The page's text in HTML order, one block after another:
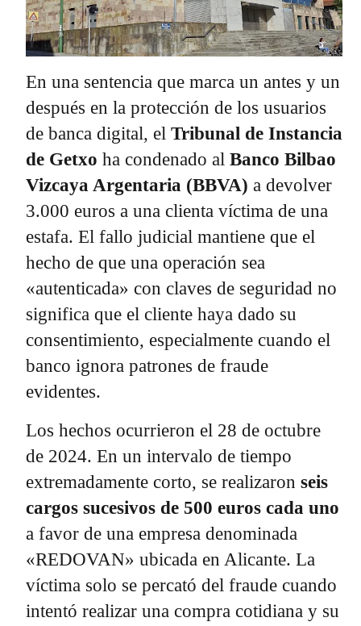
En una sentencia que marca un antes y un
después en la protección de los usuarios
de banca digital, el Tribunal de Instancia
de Getxo ha condenado al Banco Bilbao
Vizcaya Argentaria (BBVA) a devolver
3.000 euros a una clienta víctima de una
estafa. El fallo judicial mantiene que el
hecho de que una operación sea
«autenticada» con claves de seguridad no
significa que el cliente haya dado su
consentimiento, especialmente cuando el
banco ignora patrones de fraude
evidentes.
Los hechos ocurrieron el 28 de octubre
de 2024. En un intervalo de tiempo
extremadamente corto, se realizaron seis
cargos sucesivos de 500 euros cada uno
a favor de una empresa denominada
«REDOVAN» ubicada en Alicante. La
víctima solo se percató del fraude cuando
intentó realizar una compra cotidiana y su